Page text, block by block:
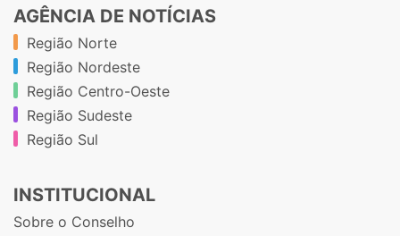
AGÊNCIA DE NOTÍCIAS
Região Norte
Região Nordeste
Região Centro-Oeste
Região Sudeste
Região Sul
INSTITUCIONAL
Sobre o Conselho